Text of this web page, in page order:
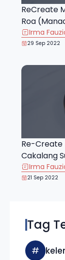
ReCreate
Roa
Irma
29 Sep 2022
Re-Create
Cakalang
Irma
21 Sep 2022
Tag
#